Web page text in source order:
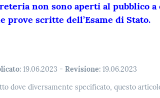
non sono aperti al pubblico
prove scritte dell’Esame di Stato.
19.06.2023 - Revisione: 19.06.2023
dove diversamente specificato, questo